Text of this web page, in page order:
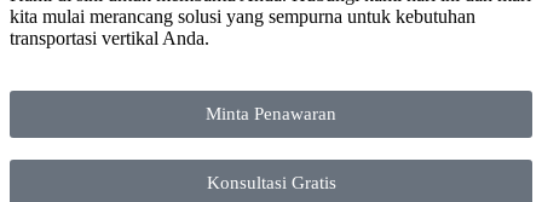
kita mulai merancang solusi yang sempurna untuk kebutuhan
transportasi vertikal Anda.
Minta Penawaran
Konsultasi Gratis